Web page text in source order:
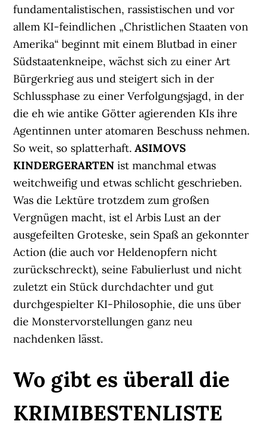
fundamentalistischen, rassistischen und vor
allem KI-feindlichen „Christlichen Staaten von
Amerika“ beginnt mit einem Blutbad in einer
Südstaatenkneipe, wächst sich zu einer Art
Bürgerkrieg aus und steigert sich in der
Schlussphase zu einer Verfolgungsjagd, in der
die eh wie antike Götter agierenden KIs ihre
Agentinnen unter atomaren Beschuss nehmen.
So weit, so splatterhaft.ASIMOVS
KINDERGERARTENist manchmal etwas
weitchweifig und etwas schlicht geschrieben.
Was die Lektüre trotzdem zum großen
Vergnügen macht, ist el Arbis Lust an der
ausgefeilten Groteske, sein Spaß an gekonnter
Action (die auch vor Heldenopfern nicht
zurückschreckt), seine Fabulierlust und nicht
zuletzt ein Stück durchdachter und gut
durchgespielter KI-Philosophie, die uns über
die Monstervorstellungen ganz neu
nachdenken lässt.
Wo gibt es überall die
KRIMIBESTENLISTE